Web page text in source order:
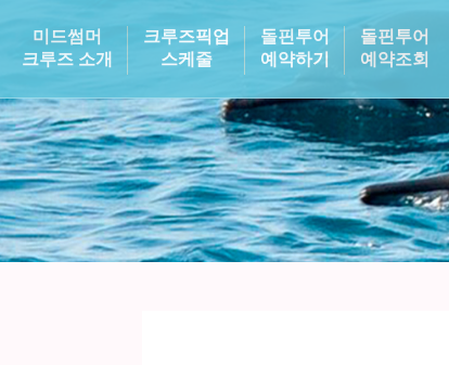
미드썸머
크루즈 소개
크루즈픽업
스케줄
돌핀투어
예약하기
돌핀투어
예약조회